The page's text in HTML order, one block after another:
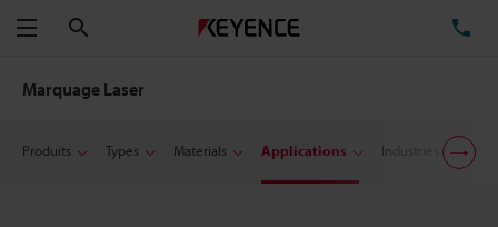
Menu
Marquage Laser
Produits Types Materials Applications Industries